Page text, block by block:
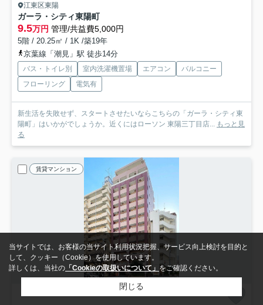
江東区東陽
ガーラ・シティ東陽町
9.5万円 管理/共益費5,000円
5階 / 20.25㎡ / 1K /築19年
京葉線「潮見」駅 徒歩14分
バス・トイレ別 室内洗濯機置場 エアコン
バルコニー
フローリング
電気有
新生活を失敗せず、スタートさせたいならこちらの「ガーラ・シティ東
陽町」はいかがでしょうか。近くにはローソン 東陽三丁目店...
もっと見
る
賃貸マンション
当サイトでは、お客様の当サイト利用状況把握、サービス向上検討を目的と
して、クッキー（Cookie）を使用しています。
詳しくは、当社の 「Cookieの取扱いについて」 をご確認ください。
閉じる